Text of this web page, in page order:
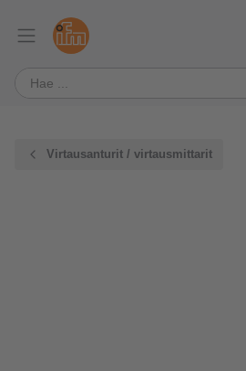
Virtausanturit / virtausmittarit